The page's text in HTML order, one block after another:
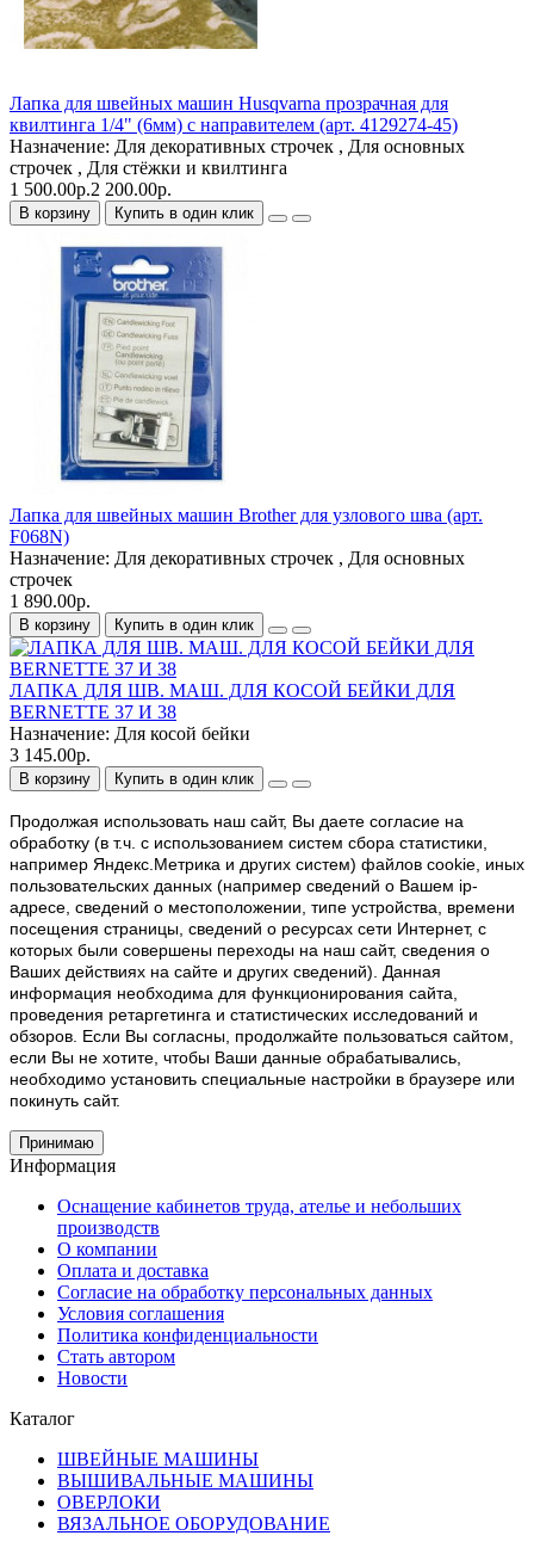
Лапка для швейных машин Husqvarna прозрачная для
квилтинга 1/4" (6мм) с направителем (арт. 4129274-45)
Назначение: Для декоративных строчек , Для основных
строчек , Для стёжки и квилтинга
1 500.00р.2 200.00р.
В корзину Купить в один клик
Лапка для швейных машин Brother для узлового шва (арт.
F068N)
Назначение: Для декоративных строчек , Для основных
строчек
1 890.00р.
В корзину Купить в один клик
ЛАПКА ДЛЯ ШВ. МАШ. ДЛЯ КОСОЙ БЕЙКИ ДЛЯ
BERNETTE 37 И 38
Назначение: Для косой бейки
3 145.00р.
В корзину Купить в один клик
Продолжая использовать наш cайт, Вы даете согласие на
обработку (в т.ч. с использованием систем сбора статистики,
например Яндекс.Метрика и других систем) файлов cookie, иных
пользовательских данных (например сведений о Вашем ip-
адресе, сведений о местоположении, типе устройства, времени
посещения страницы, сведений о ресурсах сети Интернет, с
которых были совершены переходы на наш сайт, сведения о
Ваших действиях на сайте и других сведений). Данная
информация необходима для функционирования сайта,
проведения ретаргетинга и статистических исследований и
обзоров. Если Вы согласны, продолжайте пользоваться сайтом,
если Вы не хотите, чтобы Ваши данные обрабатывались,
необходимо установить специальные настройки в браузере или
покинуть сайт.
Принимаю
Информация
Оснащение кабинетов труда, ателье и небольших
производств
О компании
Оплата и доставка
Согласие на обработку персональных данных
Условия соглашения
Политика конфиденциальности
Стать автором
Новости
Каталог
ШВЕЙНЫЕ МАШИНЫ
ВЫШИВАЛЬНЫЕ МАШИНЫ
ОВЕРЛОКИ
ВЯЗАЛЬНОЕ ОБОРУДОВАНИЕ